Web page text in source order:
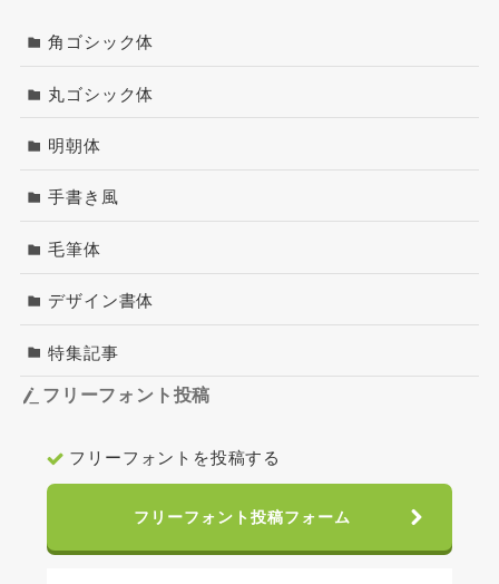
角ゴシック体
丸ゴシック体
明朝体
手書き風
毛筆体
デザイン書体
特集記事
フリーフォント投稿
フリーフォントを投稿する
フリーフォント投稿フォーム